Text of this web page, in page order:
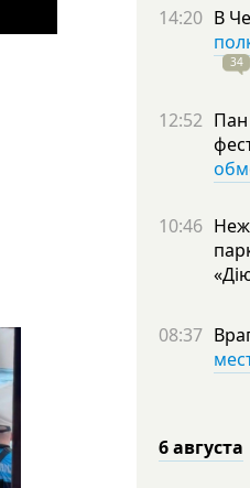
14:20 В
34
12:52
10:46
08:37
6 августа